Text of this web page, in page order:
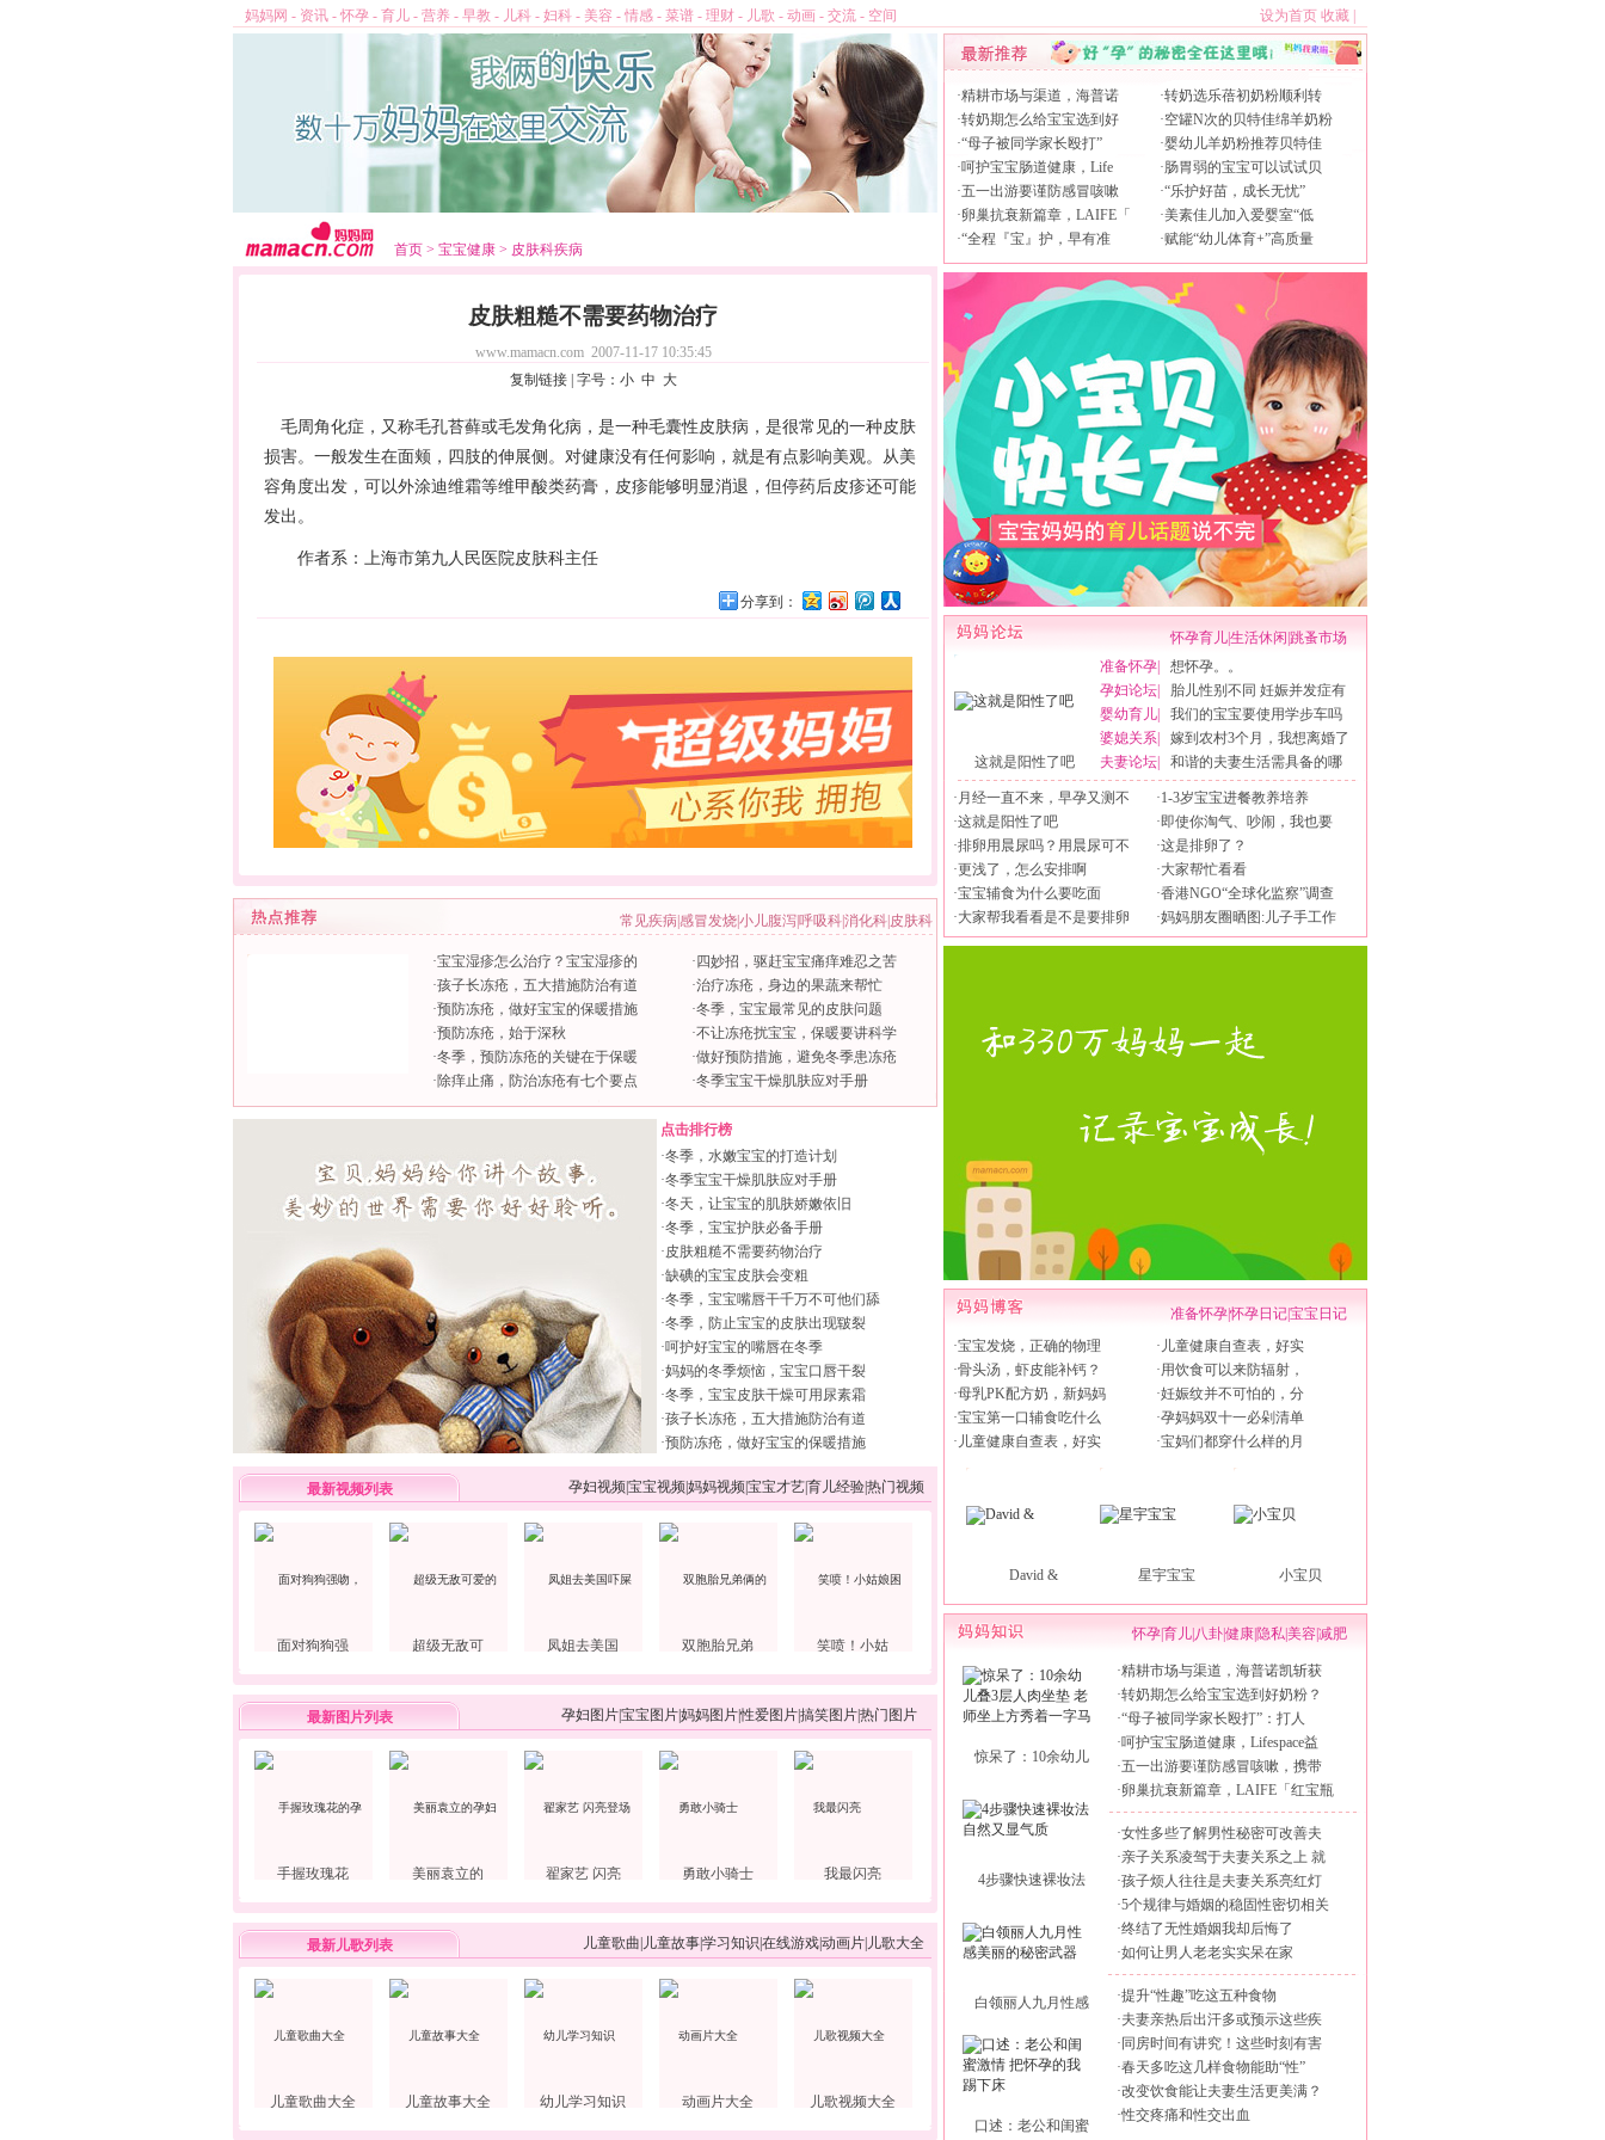
妈妈网 - 资讯 - 怀孕 - 育儿 - 营养 - 早教 - 儿科 - 妇科 - 美容 - 情感 - 菜谱 - 理财 - 儿歌 - 动画 - 交流 - 空间 设为首页 收藏
首页 > 宝宝健康 > 皮肤科疾病
皮肤粗糙不需要药物治疗
www.mamacn.com 2007-11-17 10:35:45
复制链接| 字号： 小 中 大
毛周角化症，又称毛孔苔藓或毛发角化病，是一种毛囊性皮肤病，是很常见的一种皮肤
损害。一般发生在面颊，四肢的伸展侧。对健康没有任何影响，就是有点影响美观。从美
容角度出发，可以外涂迪维霜等维甲酸类药膏，皮疹能够明显消退，但停药后皮疹还可能
发出。
作者系：上海市第九人民医院皮肤科主任
分享到：
常见疾病感冒发烧小儿腹泻呼吸科消化科 皮肤科
·宝宝湿疹怎么治疗？宝宝湿疹的
·孩子长冻疮，五大措施防治有道
·预防冻疮，做好宝宝的保暖措施
·预防冻疮，始于深秋
·冬季，预防冻疮的关键在于保暖
·除痒止痛，防治冻疮有七个要点
· 四妙招，驱赶宝宝痛痒难忍之苦
·治疗冻疮，身边的果蔬来帮忙
·冬季，宝宝最常见的皮肤问题
·不让冻疮扰宝宝，保暖要讲科学
·做好预防措施，避免冬季患冻疮
·冬季宝宝干燥肌肤应对手册
点击排行榜
·冬季，水嫩宝宝的打造计划
·冬季宝宝干燥肌肤应对手册
·冬天，让宝宝的肌肤娇嫩依旧
·冬季，宝宝护肤必备手册
·皮肤粗糙不需要药物治疗
·缺碘的宝宝皮肤会变粗
·冬季，宝宝嘴唇干千万不可他们舔
·冬季，防止宝宝的皮肤出现皲裂
·呵护好宝宝的嘴唇在冬季
·妈妈的冬季烦恼，宝宝口唇干裂
·冬季，宝宝皮肤干燥可用尿素霜
·孩子长冻疮，五大措施防治有道
·预防冻疮，做好宝宝的保暖措施
最新视频列表 孕妇视频宝宝视频妈妈视频宝宝才艺育儿经验热门视频
面对狗狗强 超级无敌可 凤姐去美国 双胞胎兄弟 笑喷！小姑
最新图片列表 孕妇图片宝宝图片妈妈图片性爱图片搞笑图片热门图片
手握玫瑰花 美丽袁立的 翟家艺 闪亮 勇敢小骑士 我最闪亮
最新儿歌列表 儿童歌曲 儿童故事学习知识 在线游戏动画片 儿歌大全
儿童歌曲大全 儿童故事大全 幼儿学习知识 动画片大全 儿歌视频大全
·精耕市场与渠道，海普诺
·转奶期怎么给宝宝选到好
·“母子被同学家长殴打”
·呵护宝宝肠道健康，Life
·五一出游要谨防感冒咳嗽
·卵巢抗衰新篇章，LAIFE「
·“全程『宝』护，早有准
·转奶选乐蓓初奶粉顺利转
·空罐N次的贝特佳绵羊奶粉
·婴幼儿羊奶粉推荐贝特佳
·肠胃弱的宝宝可以试试贝
·“乐护好苗，成长无忧”
·美素佳儿加入爱婴室“低
·赋能“幼儿体育+”高质量
怀孕育儿|生活休闲 跳蚤市场
这就是阳性了吧
准备怀孕
孕妇论坛
婴幼育儿
婆媳关系
夫妻论坛
想怀孕。。
胎儿性别不同 妊娠并发症有
我们的宝宝要使用学步车吗
嫁到农村3个月，我想离婚了
和谐的夫妻生活需具备的哪
· 月经一直不来，早孕又测不
·这就是阳性了吧
·排卵用晨尿吗？用晨尿可不
·更浅了，怎么安排啊
·宝宝辅食为什么要吃面
·大家帮我看看是不是要排卵
·1-3岁宝宝进餐教养培养
·即使你淘气、吵闹，我也要
·这是排卵了？
·大家帮忙看看
·香港NGO“全球化监察”调查
·妈妈朋友圈晒图:儿子手工作
准备怀孕|怀孕日记|宝宝日记
·宝宝发烧，正确的物理
·骨头汤，虾皮能补钙？
·母乳PK配方奶，新妈妈
·宝宝第一口辅食吃什么
· 儿童健康自查表，好实
· 儿童健康自查表，好实
·用饮食可以来防辐射，
·妊娠纹并不可怕的，分
·孕妈妈双十一必剁清单
·宝妈们都穿什么样的月
David & 星宇宝宝 小宝贝
怀孕|育儿| 八卦|健康| 隐私|美容|减肥
惊呆了：10余幼儿
4步骤快速裸妆法
白领丽人九月性感
口述：老公和闺蜜
·精耕市场与渠道，海普诺凯斩获
·转奶期怎么给宝宝选到好奶粉？
·“母子被同学家长殴打”：打人
·呵护宝宝肠道健康，Lifespace益
·五一出游要谨防感冒咳嗽，携带
·卵巢抗衰新篇章，LAIFE「红宝瓶
·女性多些了解男性秘密可改善夫
·亲子关系凌驾于夫妻关系之上 就
·孩子烦人往往是夫妻关系亮红灯
·5个规律与婚姻的稳固性密切相关
·终结了无性婚姻我却后悔了
·如何让男人老老实实呆在家
·提升“性趣”吃这五种食物
·夫妻亲热后出汗多或预示这些疾
· 同房时间有讲究！这些时刻有害
·春天多吃这几样食物能助“性”
·改变饮食能让夫妻生活更美满？
·性交疼痛和性交出血